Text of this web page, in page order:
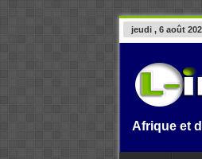
jeudi , 6 août
en Afrique et dans le